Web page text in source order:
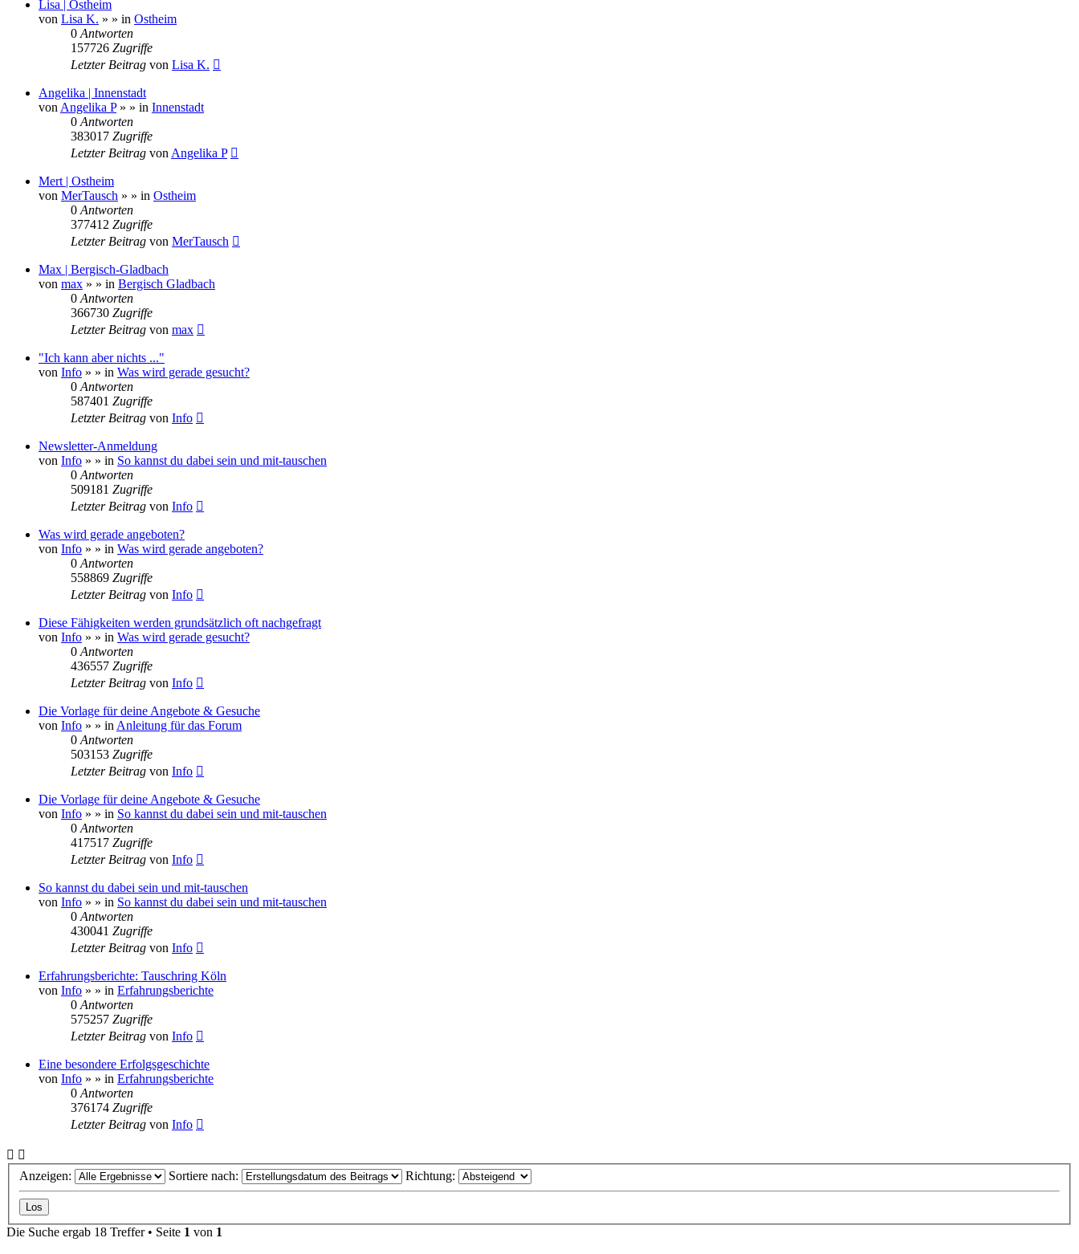
Lisa | Ostheim
von Lisa K. » » in Ostheim
0 Antworten
157726 Zugriffe
Letzter Beitrag von Lisa K.
Angelika | Innenstadt
von Angelika P» » in Innenstadt
0 Antworten
383017 Zugriffe
Letzter Beitrag von Angelika P
Mert | Ostheim
von MerTausch » » in Ostheim
0 Antworten
377412 Zugriffe
Letzter Beitrag von MerTausch
Max | Bergisch-Gladbach
von max » » in Bergisch Gladbach
0 Antworten
366730 Zugriffe
Letzter Beitrag von max
"Ich kann aber nichts ..."
von Info » » in Was wird gerade gesucht?
0 Antworten
587401 Zugriffe
Letzter Beitrag von Info
Newsletter-Anmeldung
von Info » » in So kannst du dabei sein und mit-tauschen
0 Antworten
509181 Zugriffe
Letzter Beitrag von Info
Was wird gerade angeboten?
von Info » » in Was wird gerade angeboten?
0 Antworten
558869 Zugriffe
Letzter Beitrag von Info
Diese Fähigkeiten werden grundsätzlich oft nachgefragt
von Info » » in Was wird gerade gesucht?
0 Antworten
436557 Zugriffe
Letzter Beitrag von Info
Die Vorlage für deine Angebote & Gesuche
von Info » » in Anleitung für das Forum
0 Antworten
503153 Zugriffe
Letzter Beitrag von Info
Die Vorlage für deine Angebote & Gesuche
von Info » » in So kannst du dabei sein und mit-tauschen
0 Antworten
417517 Zugriffe
Letzter Beitrag von Info
So kannst du dabei sein und mit-tauschen
von Info » » in So kannst du dabei sein und mit-tauschen
0 Antworten
430041 Zugriffe
Letzter Beitrag von Info
Erfahrungsberichte: Tauschring Köln
von Info » » in Erfahrungsberichte
0 Antworten
575257 Zugriffe
Letzter Beitrag von Info
Eine besondere Erfolgsgeschichte
von Info » » in Erfahrungsberichte
0 Antworten
376174 Zugriffe
Letzter Beitrag von Info
Anzeigen: Sortiere nach: Richtung:
Die Suche ergab 18 Treffer • Seite 1 von 1